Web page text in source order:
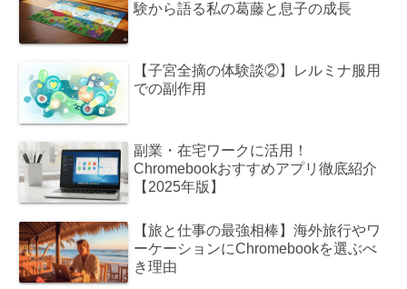
験から語る私の葛藤と息子の成長
【子宮全摘の体験談②】レルミナ服用
での副作用
副業・在宅ワークに活用！
Chromebookおすすめアプリ徹底紹介
【2025年版】
【旅と仕事の最強相棒】海外旅行やワ
ーケーションにChromebookを選ぶべ
き理由